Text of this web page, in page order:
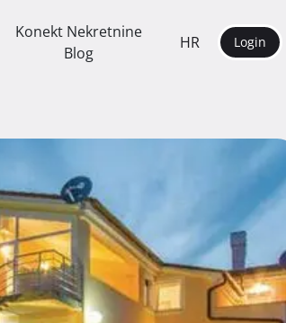
Konekt Nekretnine
Blog
HR Login